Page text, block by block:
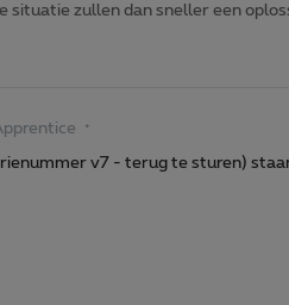
situatie zullen dan sneller een
v7 - terug te sturen)